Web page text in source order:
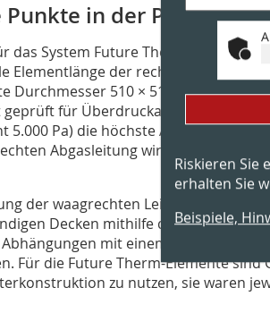
in der Planung
das System Future Therm waagrecht
Elementlänge der rechteckigen
Durchmesser 510 × 510 mm. Die
für Überdruckanlagen, etwa
5.000 Pa) die höchste
Abgasleitung wird mit inneren
der waagrechten Leitungen im Auge
Decken mithilfe der
mit einem maximalen
Für die Future Therm-Elemente sind
zu nutzen, sie waren
Riskieren Sie
erhalten Sie
Beispiele,